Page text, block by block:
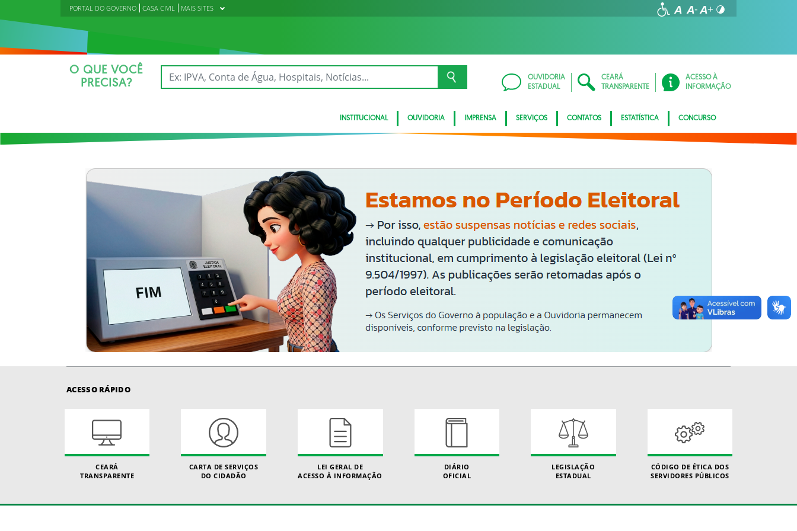
PORTAL DO GOVERNO CASA CIVIL MAIS SITES
O QUE VOCÊ
PRECISA?
OUVIDORIA
ESTADUAL
CEARÁ
TRANSPARENTE
ACESSO À
INFORMAÇÃO
INSTITUCIONAL OUVIDORIA IMPRENSA SERVIÇOS CONTATOS ESTATÍSTICA CONCURSO
ACESSO RÁPIDO
CEARÁ
TRANSPARENTE
CARTA DE SERVIÇOS
DO CIDADÃO
LEI GERAL DE
ACESSO À INFORMAÇÃO
DIÁRIO
OFICIAL
LEGISLAÇÃO
ESTADUAL
CÓDIGO DE ÉTICA DOS
SERVIDORES PÚBLICOS